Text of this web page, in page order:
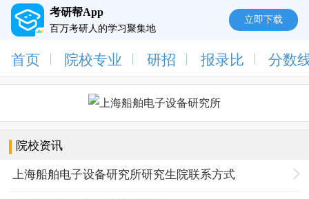
考研帮App
百万考研人的学习聚集地
立即下载
首页 院校专业 研招 报录比 分数
院校资讯
上海船舶电子设备研究所研究生院联系方式